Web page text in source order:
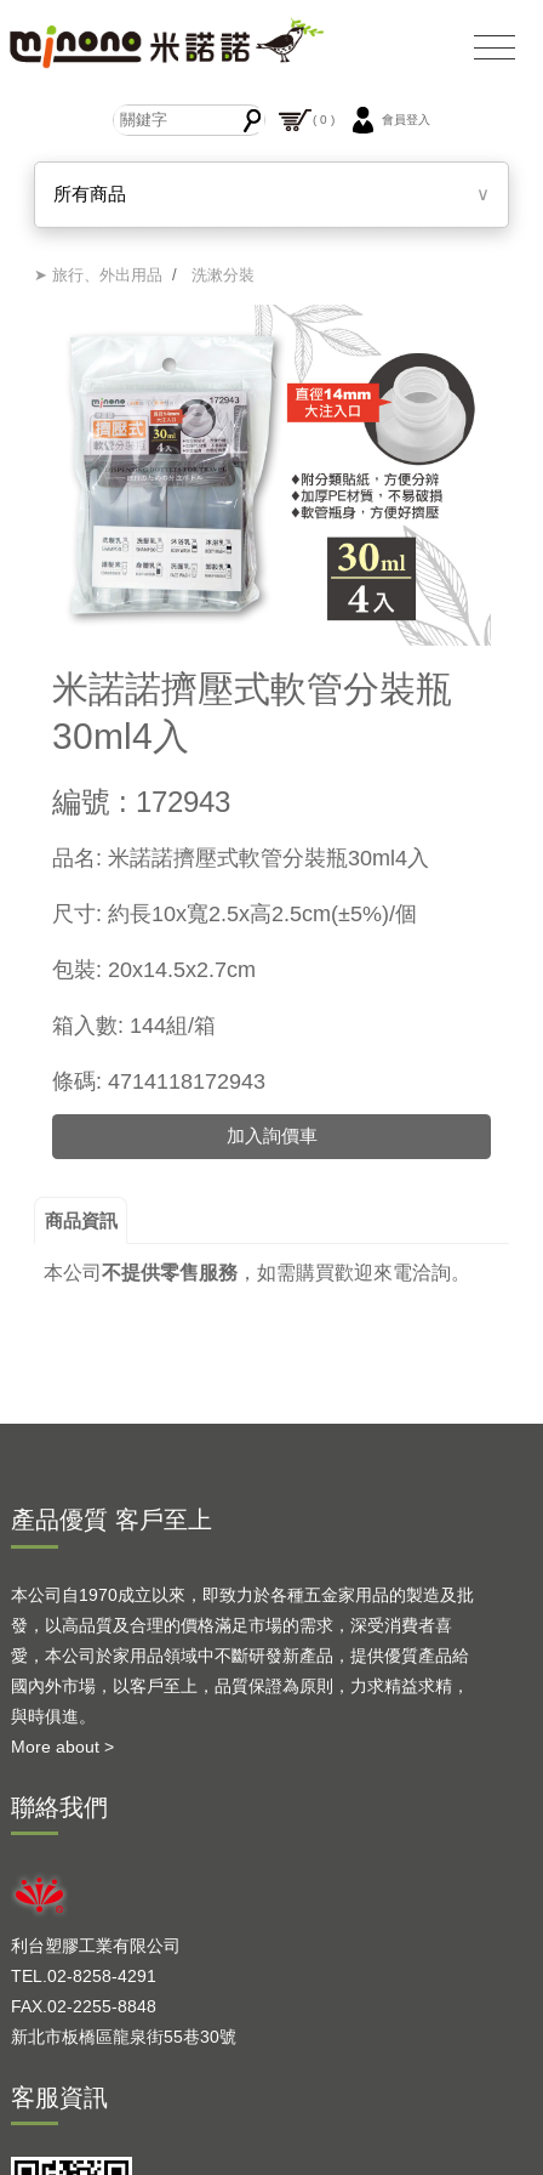
( 0 ) 會員登入
所有商品 ∨
➤ 旅行、外出用品 /洗漱分裝
米諾諾擠壓式軟管分裝瓶
30ml4入
編號 : 172943
品名: 米諾諾擠壓式軟管分裝瓶30ml4入
尺寸: 約長10x寬2.5x高2.5cm(±5%)/個
包裝: 20x14.5x2.7cm
箱入數: 144組/箱
條碼: 4714118172943
加入詢價車
商品資訊
本公司 不提供零售服務， 如需購買歡迎來電洽詢。
產品優質 客戶至上
本公司自1970成立以來，即致力於各種五金家用品的製造及批
發，以高品質及合理的價格滿足市場的需求，深受消費者喜
愛，本公司於家用品領域中不斷研發新產品，提供優質產品給
國內外市場，以客戶至上，品質保證為原則，力求精益求精，
與時俱進。
More about >
聯絡我們
利台塑膠工業有限公司
TEL.02-8258-4291
FAX.02-2255-8848
新北市板橋區龍泉街55巷30號
客服資訊